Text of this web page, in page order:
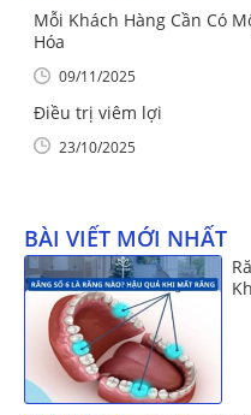
Mỗi Khách Hàng Cần Có
Hóa
09/11/2025
Điều trị viêm lợi
23/10/2025
BÀI VIẾT MỚI NHẤT